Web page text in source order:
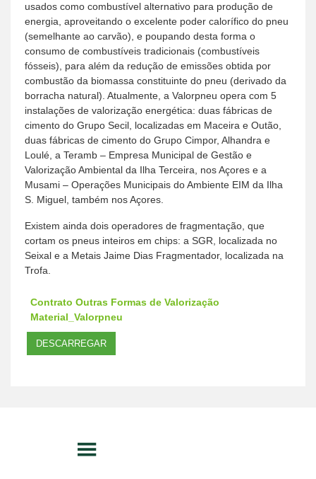
usados como combustível alternativo para produção de
energia, aproveitando o excelente poder calorífico do pneu
(semelhante ao carvão), e poupando desta forma o
consumo de combustíveis tradicionais (combustíveis
fósseis), para além da redução de emissões obtida por
combustão da biomassa constituinte do pneu (derivado da
borracha natural). Atualmente, a Valorpneu opera com 5
instalações de valorização energética: duas fábricas de
cimento do Grupo Secil, localizadas em Maceira e Outão,
duas fábricas de cimento do Grupo Cimpor, Alhandra e
Loulé, a Teramb – Empresa Municipal de Gestão e
Valorização Ambiental da Ilha Terceira, nos Açores e a
Musami – Operações Municipais do Ambiente EIM da Ilha
S. Miguel, também nos Açores.
Existem ainda dois operadores de fragmentação, que
cortam os pneus inteiros em chips: a SGR, localizada no
Seixal e a Metais Jaime Dias Fragmentador, localizada na
Trofa.
Contrato Outras Formas de Valorização
Material_Valorpneu
DESCARREGAR